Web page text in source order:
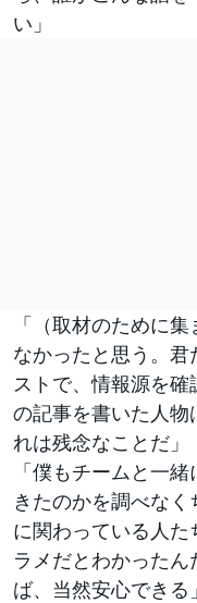
い」
「（取材のために
なかったと思う。君
ストで、情報源を
の記事を書いた人
れは残念なことだ」
「僕もチームと一
きたのかを調べな
に関わっている人た
ラメだとわかった
ば、当然安心できる」